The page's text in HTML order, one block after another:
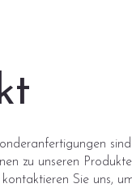
zu unseren
kontaktieren Sie uns,